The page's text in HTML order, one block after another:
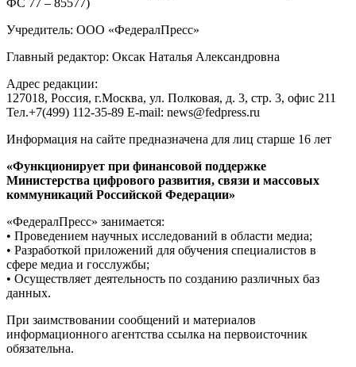
Учредитель: ООО «ФедералПресс»
Главный редактор: Оксак Наталья Александровна
Адрес редакции:
127018, Россия, г.Москва, ул. Полковая, д. 3, стр. 3, офис 211
Тел.+7(499) 112-35-89 E-mail: news@fedpress.ru
Информация на сайте предназначена для лиц старше 16 лет
«Функционирует при финансовой поддержке
Министерства цифрового развития, связи и массовых
коммуникаций Российской Федерации»
«ФедералПресс» занимается:
• Проведением научных исследований в области медиа;
• Разработкой приложений для обучения специалистов в
сфере медиа и госслужбы;
• Осуществляет деятельность по созданию различных баз
данных.
При заимствовании сообщений и материалов
информационного агентства ссылка на первоисточник
обязательна.